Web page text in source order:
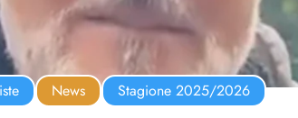
News Stagione 2025/2026